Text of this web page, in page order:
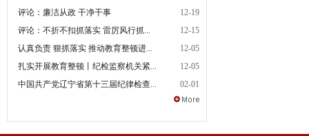
评论：廉洁从政 干净干事
12-19
评论：不折不扣抓落实 雷厉风行抓...
12-15
认真负责 狠抓落实 推动教育整顿进...
12-05
扎实开展教育整顿丨纪检监察机关紧...
12-05
中国共产党辽宁省第十三届纪律检查...
02-01